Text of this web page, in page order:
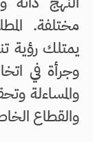
مختلفة.
يمتلك رؤية
وجرأة في
والمساءلة
والقطاع